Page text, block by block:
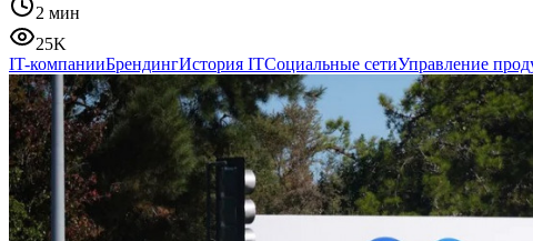
2 мин
25K
IT-компанииБрендингИстория ITСоциальные сетиУправление